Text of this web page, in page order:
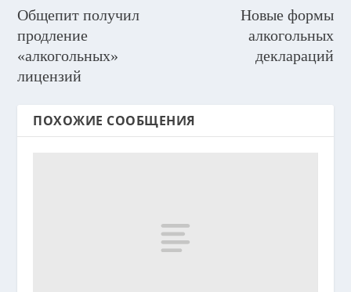
Общепит получил
продление
«алкогольных»
лицензий
Новые формы
алкогольных
деклараций
ПОХОЖИЕ СООБЩЕНИЯ